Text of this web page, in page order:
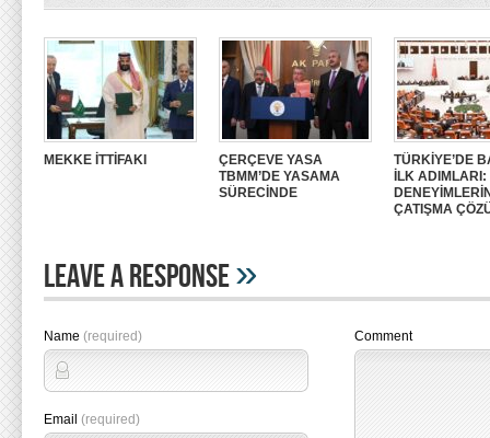
MEKKE İTTİFAKI
ÇERÇEVE YASA
TBMM’DE YASAMA
SÜRECİNDE
TÜRKİYE’DE
İLK
ÇATIŞMA
Leave A Response»
Name (required)
Email (required)
Comment